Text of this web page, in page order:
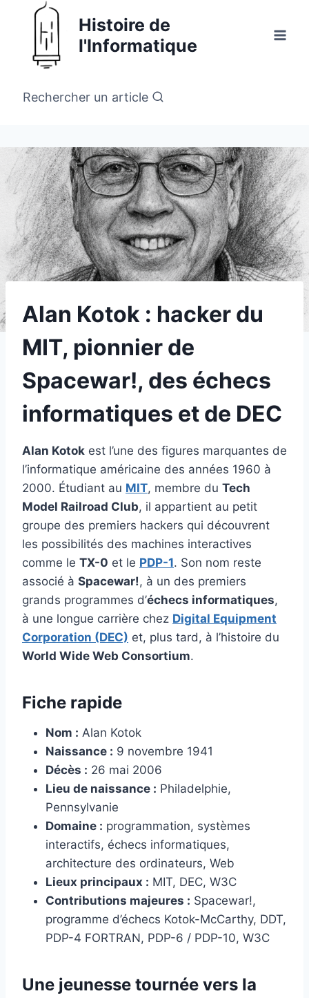
contenu
Histoire de
l'Informatique
Rechercher un article
Alan Kotok : hacker du
MIT, pionnier de
Spacewar!, des échecs
informatiques et de DEC
Alan Kotok est l’une des figures marquantes de
l’informatique américaine des années 1960 à
2000. Étudiant au MIT, membre du Tech
Model Railroad Club, il appartient au petit
groupe des premiers hackers qui découvrent
les possibilités des machines interactives
comme le TX-0 et le PDP-1. Son nom reste
associé à Spacewar! , à un des premiers
grands programmes d’échecs informatiques,
à une longue carrière chez Digital Equipment
Corporation (DEC) et, plus tard, à l’histoire du
World Wide Web Consortium.
Fiche rapide
Nom : Alan Kotok
Naissance : 9 novembre 1941
Décès : 26 mai 2006
Lieu de naissance : Philadelphie,
Pennsylvanie
Domaine : programmation, systèmes
interactifs, échecs informatiques,
architecture des ordinateurs, Web
Lieux principaux : MIT, DEC, W3C
Contributions majeures : Spacewar!,
programme d’échecs Kotok-McCarthy, DDT,
PDP-4 FORTRAN, PDP-6 / PDP-10, W3C
Une jeunesse tournée vers la